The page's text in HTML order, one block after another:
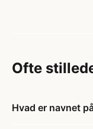
Ofte
Hvad er navnet